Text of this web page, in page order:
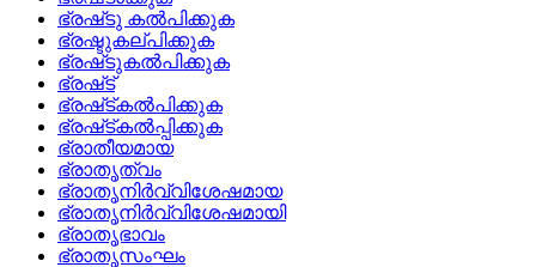
ഭ്രഷ്‌ടു കല്‍പിക്കുക
ഭ്രഷ്ടുകല്പിക്കുക
ഭ്രഷ്‌ടുകല്‍പിക്കുക
ഭ്രഷ്‌ട്
ഭ്രഷ്‌ട്‌കല്‍പിക്കുക
ഭ്രഷ്‌ട്‌കല്‍പ്പിക്കുക
ഭ്രാതീയമായ
ഭ്രാതൃത്വം
ഭ്രാതൃനിര്‍വ്വിശേഷമായ
ഭ്രാതൃനിര്‍വ്വിശേഷമായി
ഭ്രാതൃഭാവം
ഭ്രാതൃസംഘം